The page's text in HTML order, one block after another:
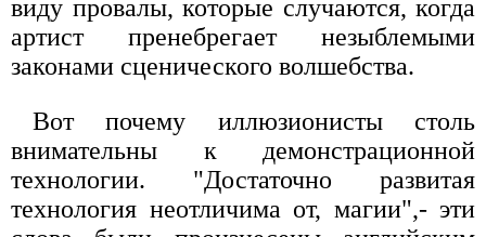
виду провалы, которые случаются, когда
артист пренебрегает незыблемыми
законами сценического волшебства.
Вот почему иллюзионисты столь
внимательны к демонстрационной
технологии. "Достаточно развитая
технология неотличима от, магии",- эти